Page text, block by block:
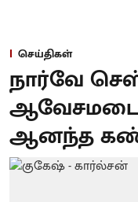
செய்திகள்
நார்வே
ஆனந்த